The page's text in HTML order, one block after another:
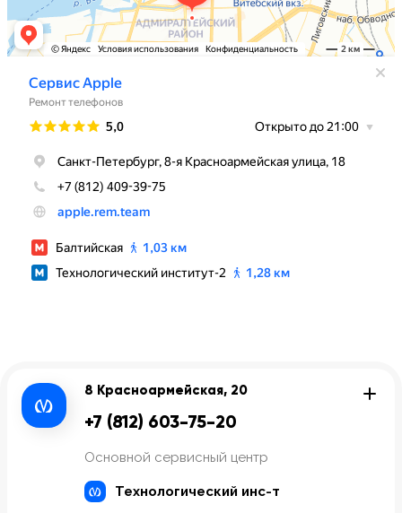
8 Красноармейская, 20
+7 (812) 603-75-20
Основной сервисный центр
Технологический инс-т